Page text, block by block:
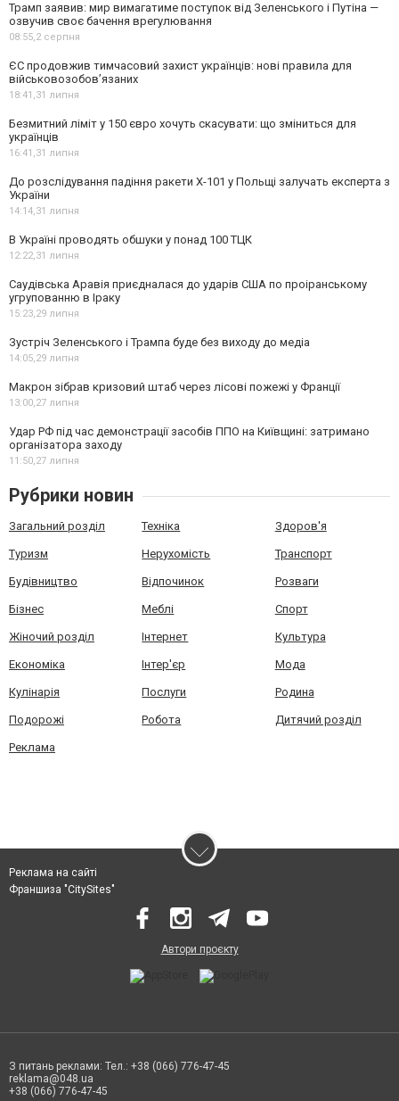
Трамп заявив: мир вимагатиме поступок від Зеленського і Путіна —
озвучив своє бачення врегулювання
08:55,2 серпня
ЄС продовжив тимчасовий захист українців: нові правила для
військовозобов’язаних
18:41,31 липня
Безмитний ліміт у 150 євро хочуть скасувати: що зміниться для
українців
16:41,31 липня
До розслідування падіння ракети Х-101 у Польщі залучать експерта з
України
14:14,31 липня
В Україні проводять обшуки у понад 100 ТЦК
12:22,31 липня
Саудівська Аравія приєдналася до ударів США по проіранському
угрупованню в Іраку
15:23,29 липня
Зустріч Зеленського і Трампа буде без виходу до медіа
14:05,29 липня
Макрон зібрав кризовий штаб через лісові пожежі у Франції
13:00,27 липня
Удар РФ під час демонстрації засобів ППО на Київщині: затримано
організатора заходу
11:50,27 липня
Рубрики новин
Загальний розділ Техніка Здоров'я
Туризм Нерухомість Транспорт
Будівництво Відпочинок Розваги
Бізнес Меблі Спорт
Жіночий розділ Інтернет Культура
Економіка Інтер'єр Мода
Кулінарія Послуги Родина
Подорожі Робота Дитячий розділ
Реклама
Реклама на сайті
Франшиза "CitySites"
Автори проєкту
З питань реклами: Тел.: +38 (066) 776-47-45
reklama@048.ua
+38 (066) 776-47-45